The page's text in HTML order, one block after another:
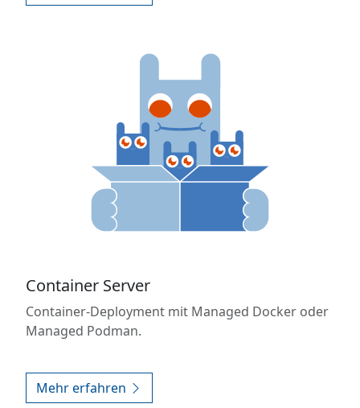
Container Server
Container-Deployment mit Managed Docker oder
Managed Podman.
Mehr erfahren